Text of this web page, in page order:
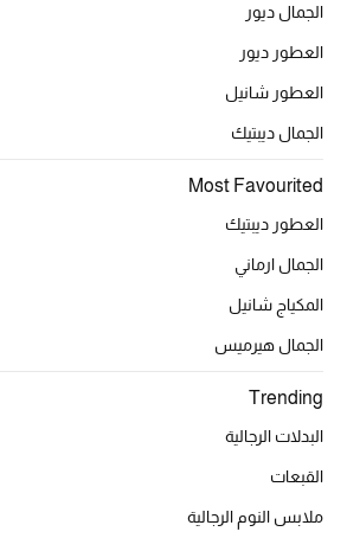
حقائب رجالية
حقائب الأطفال
أبرز المصممين
أبرز الحقائب
تسوقوا الحقائب
الموسم الجديد
أحذية النسائية
تشكيلة الأحذية
الجمال ديور
العطور ديور
العطور شانيل
الجمال ديبتيك
Most Favourited
العطور ديبتيك
الجمال ارماني
المكياج شانيل
الجمال هيرميس
Trending
البدلات الرجالية
القبعات
ملابس النوم الرجالية